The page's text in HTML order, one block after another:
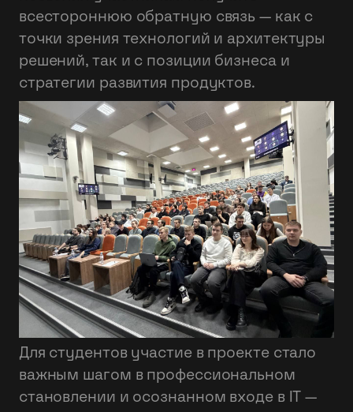
всестороннюю обратную связь — как с
точки зрения технологий и архитектуры
решений, так и с позиции бизнеса и
стратегии развития продуктов.
‍Для студентов участие в проекте стало
важным шагом в профессиональном
становлении и осознанном входе в IT —